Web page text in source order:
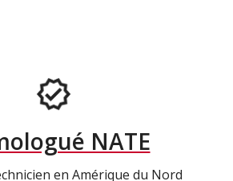
NATE
en Amérique du Nord